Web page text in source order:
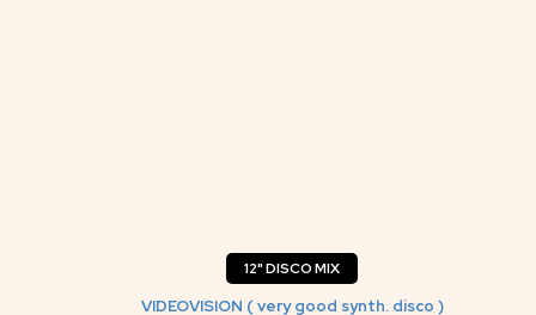
12" DISCO MIX
VIDEOVISION ( very good synth. disco )